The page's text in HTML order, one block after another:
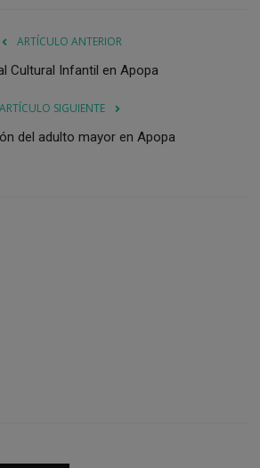
ARTÍCULO ANTERIOR
Cultural Infantil en Apopa
ARTÍCULO SIGUIENTE
del adulto mayor en Apopa